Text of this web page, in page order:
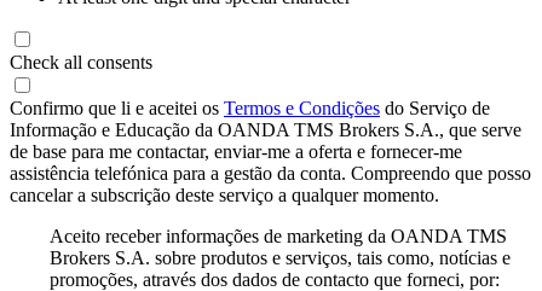
Check all consents
Confirmo que li e aceitei os Termos e Condições do Serviço de
Informação e Educação da OANDA TMS Brokers S.A., que serve
de base para me contactar, enviar-me a oferta e fornecer-me
assistência telefónica para a gestão da conta. Compreendo que posso
cancelar a subscrição deste serviço a qualquer momento.
Aceito receber informações de marketing da OANDA TMS
Brokers S.A. sobre produtos e serviços, tais como, notícias e
promoções, através dos dados de contacto que forneci, por: